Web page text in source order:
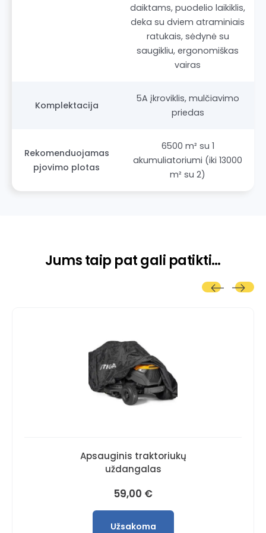
daiktams, puodelio laikiklis,
deka su dviem atraminiais
ratukais, sėdynė su
saugikliu, ergonomiškas
vairas
Komplektacija
5A įkroviklis, mulčiavimo
priedas
Rekomenduojamas
pjovimo plotas
6500 m² su 1
akumuliatoriumi (iki 13000
m² su 2)
Jums taip pat gali patikti…
Apsauginis traktoriukų
uždangalas
59,00 €
Užsakoma